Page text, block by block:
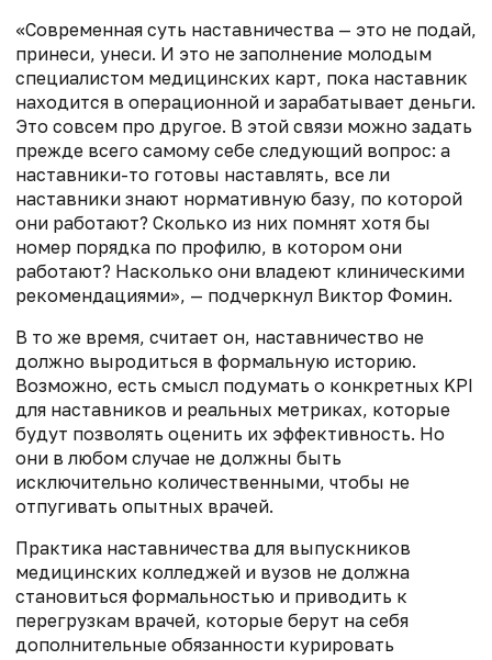
«Современная суть наставничества — это не подай,
принеси, унеси. И это не заполнение молодым
специалистом медицинских карт, пока наставник
находится в операционной и зарабатывает деньги.
Это совсем про другое. В этой связи можно задать
прежде всего самому себе следующий вопрос: а
наставники-то готовы наставлять, все ли
наставники знают нормативную базу, по которой
они работают? Сколько из них помнят хотя бы
номер порядка по профилю, в котором они
работают? Насколько они владеют клиническими
рекомендациями», — подчеркнул Виктор Фомин.
В то же время, считает он, наставничество не
должно выродиться в формальную историю.
Возможно, есть смысл подумать о конкретных KPI
для наставников и реальных метриках, которые
будут позволять оценить их эффективность. Но
они в любом случае не должны быть
исключительно количественными, чтобы не
отпугивать опытных врачей.
Практика наставничества для выпускников
медицинских колледжей и вузов не должна
становиться формальностью и приводить к
перегрузкам врачей, которые берут на себя
дополнительные обязанности курировать